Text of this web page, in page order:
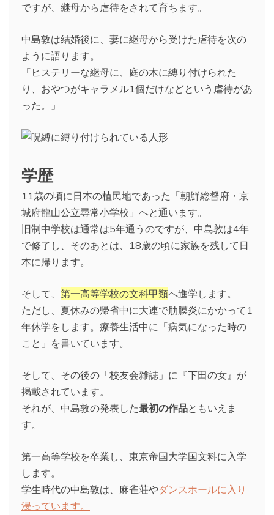
ですが、継母から虐待をされて育ちます。
中島敦は結婚後に、妻に継母から受けた虐待を次の
ように語ります。
「ヒステリーな継母に、庭の木に縛り付けられた
り、おやつがキャラメル1個だけなどという虐待があ
った。」
学歴
11歳の頃に日本の植民地であった「朝鮮総督府・京
城府龍山公立尋常小学校」へと通います。
旧制中学校は通常は5年通うのですが、中島敦は4年
で修了し、そのあとは、18歳の頃に家族を残して日
本に帰ります。
そして、 第一高等学校の文科甲類へ進学します。
ただし、夏休みの帰省中に大連で肋膜炎にかかって1
年休学をします。療養生活中に「病気になった時の
こと」を書いています。
そして、その後の「校友会雑誌」に『下田の女』が
掲載されています。
それが、中島敦の発表した最初の作品ともいえま
す。
第一高等学校を卒業し、東京帝国大学国文科に入学
します。
学生時代の中島敦は、麻雀荘やダンスホールに入り
浸っています。